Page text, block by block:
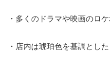
・多くのドラマや映画のロ
・店内は琥珀色を基調とし